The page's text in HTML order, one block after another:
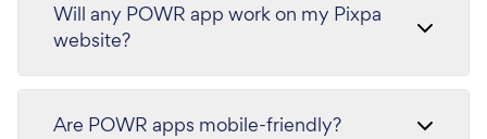
Will any POWR app work on my Pixpa
website?
Are POWR apps mobile-friendly?